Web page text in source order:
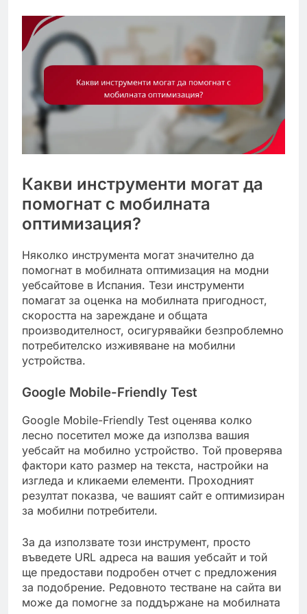
Какви инструменти могат да
помогнат с мобилната
оптимизация?
Няколко инструмента могат значително да
помогнат в мобилната оптимизация на модни
уебсайтове в Испания. Тези инструменти
помагат за оценка на мобилната пригодност,
скоростта на зареждане и общата
производителност, осигурявайки безпроблемно
потребителско изживяване на мобилни
устройства.
Google Mobile-Friendly Test
Google Mobile-Friendly Test оценява колко
лесно посетител може да използва вашия
уебсайт на мобилно устройство. Той проверява
фактори като размер на текста, настройки на
изгледа и кликаеми елементи. Проходният
резултат показва, че вашият сайт е оптимизиран
за мобилни потребители.
За да използвате този инструмент, просто
въведете URL адреса на вашия уебсайт и той
ще предостави подробен отчет с предложения
за подобрение. Редовното тестване на сайта ви
може да помогне за поддържане на мобилната